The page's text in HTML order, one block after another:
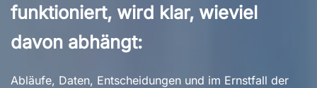
funktioniert, wird klar, wieviel
davon abhängt:
Abläufe, Daten, Entscheidungen und im Ernstfall der